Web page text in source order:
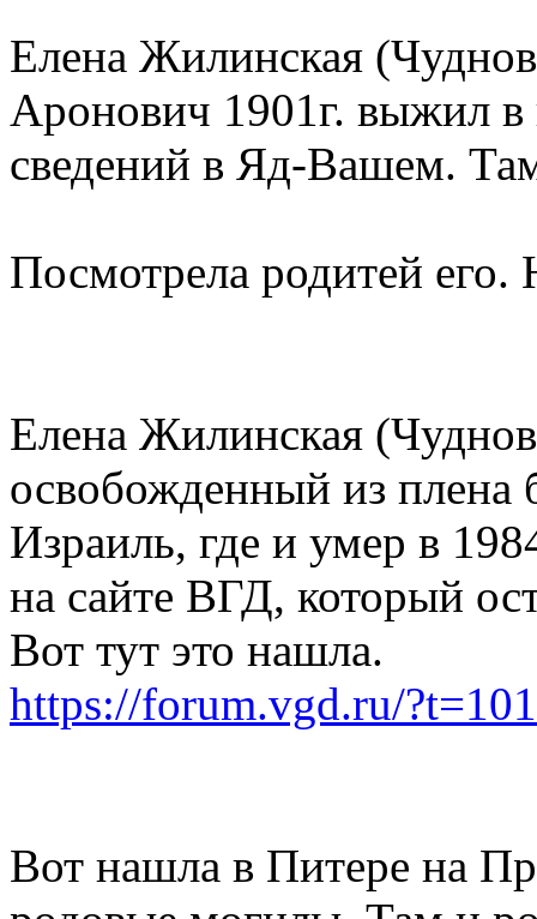
Елена Жилинская
Аронович 1901г. выжил в
сведений в Яд-Вашем.
Посмотрела родитей
Елена Жилинская
освобожденный из плена
Израиль, где и умер в
на сайте ВГД, который
Вот тут это нашла.
https://forum.vgd.ru/
Вот нашла в Питере на